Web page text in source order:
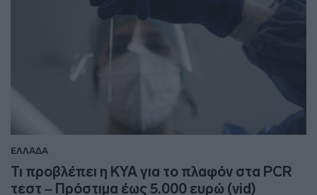
ΕΛΛΑΔΑ
Τι προβλέπει η ΚΥΑ για το πλαφόν στα PCR
τεστ – Πρόστιμα έως 5.000 ευρώ (vid)